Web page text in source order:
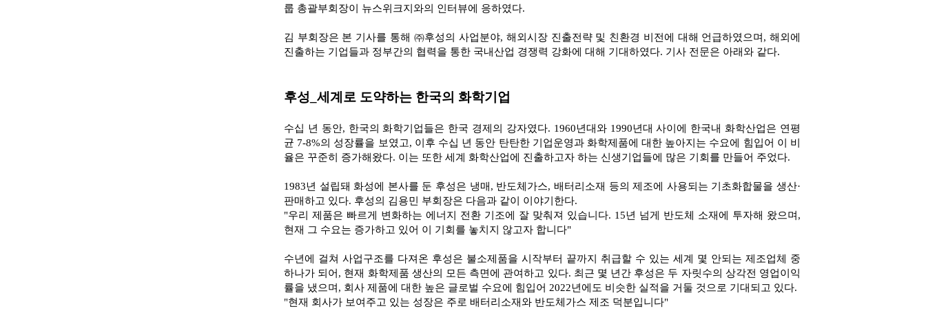
룹 총괄부회장이 뉴스위크지와의 인터뷰에 응하였다.
김 부회장은 본 기사를 통해 ㈜후성의 사업분야, 해외시장 진출전략 및 친환경 비전에 대해 언급하였으며, 해외에
진출하는 기업들과 정부간의 협력을 통한 국내산업 경쟁력 강화에 대해 기대하였다. 기사 전문은 아래와 같다.
후성_ 세계로 도약하는 한국의 화학기업
수십 년 동안, 한국의 화학기업들은 한국 경제의 강자였다. 1960년대와 1990년대 사이에 한국내 화학산업은 연평
균 7-8%의 성장률을 보였고, 이후 수십 년 동안 탄탄한 기업운영과 화학제품에 대한 높아지는 수요에 힘입어 이 비
율은 꾸준히 증가해왔다. 이는 또한 세계 화학산업에 진출하고자 하는 신생기업들에 많은 기회를 만들어 주었다.
1983년 설립돼 화성에 본사를 둔 후성은 냉매, 반도체가스, 배터리소재 등의 제조에 사용되는 기초화합물을 생산·
판매하고 있다. 후성의 김용민 부회장은 다음과 같이 이야기한다.
"우리 제품은 빠르게 변화하는 에너지 전환 기조에 잘 맞춰져 있습니다. 15년 넘게 반도체 소재에 투자해 왔으며,
현재 그 수요는 증가하고 있어 이 기회를 놓치지 않고자 합니다"
수년에 걸쳐 사업구조를 다져온 후성은 불소제품을 시작부터 끝까지 취급할 수 있는 세계 몇 안되는 제조업체 중
하나가 되어, 현재 화학제품 생산의 모든 측면에 관여하고 있다. 최근 몇 년간 후성은 두 자릿수의 상각전 영업이익
률을 냈으며, 회사 제품에 대한 높은 글로벌 수요에 힘입어 2022년에도 비슷한 실적을 거둘 것으로 기대되고 있다.
"현재 회사가 보여주고 있는 성장은 주로 배터리소재와 반도체가스 제조 덕분입니다"